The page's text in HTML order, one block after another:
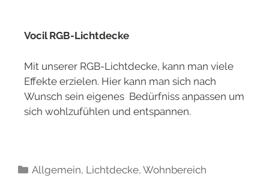
Vocil RGB-Lichtdecke
Mit unserer RGB-Lichtdecke, kann man viele
Effekte erzielen. Hier kann man sich nach
Wunsch sein eigenes Bedürfniss anpassen um
sich wohlzufühlen und entspannen.
Allgemein, Lichtdecke,Wohnbereich